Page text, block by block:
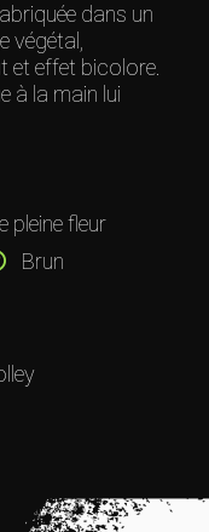
dans un
végétal,
et effet bicolore.
à la main lui
pleine fleur
Brun